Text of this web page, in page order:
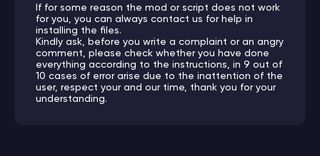
If for some reason the mod or script does not work
for you, you can always contact us for help in
installing the files.
Kindly ask, before you write a complaint or an angry
comment, please check whether you have done
everything according to the instructions, in 9 out of
10 cases of error arise due to the inattention of the
user, respect your and our time, thank you for your
understanding.